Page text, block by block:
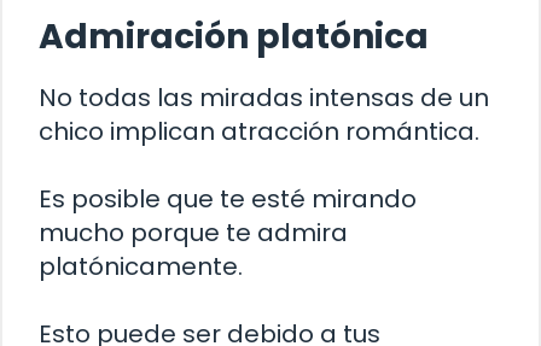
Admiración platónica
No todas las miradas intensas de un
chico implican atracción romántica.
Es posible que te esté mirando
mucho porque te admira
platónicamente.
Esto puede ser debido a tus